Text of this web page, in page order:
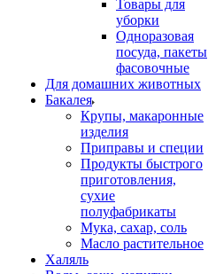
Товары для
уборки
Одноразовая
посуда, пакеты
фасовочные
Для домашних животных
Бакалея
Крупы, макаронные
изделия
Приправы и специи
Продукты быстрого
приготовления,
сухие
полуфабрикаты
Мука, сахар, соль
Масло растительное
Халяль